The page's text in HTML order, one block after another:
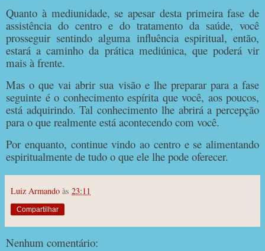
Quanto à mediunidade, se apesar desta primeira fase de
assistência do centro e do tratamento da saúde, você
prosseguir sentindo alguma influência espiritual, então,
estará a caminho da prática mediúnica, que poderá vir
mais à frente.
Mas o que vai abrir sua visão e lhe preparar para a fase
seguinte é o conhecimento espírita que você, aos poucos,
está adquirindo. Tal conhecimento lhe abrirá a percepção
para o que realmente está acontecendo com você.
Por enquanto, continue vindo ao centro e se alimentando
espiritualmente de tudo o que ele lhe pode oferecer.
Luiz Armando às 23:11
Compartilhar
Nenhum comentário: